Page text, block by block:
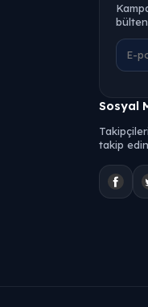
Sosyal
takip